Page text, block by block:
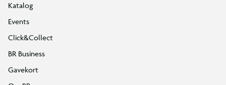
Katalog
Events
Click&Collect
BR Business
Gavekort